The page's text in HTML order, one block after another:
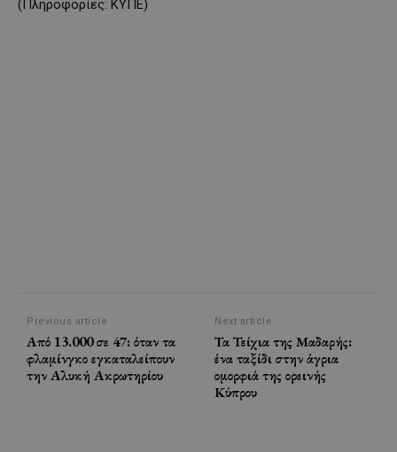
(Πληροφορίες: ΚΥΠΕ)
Previous article
Από 13.000 σε 47: όταν τα
φλαμίνγκο εγκαταλείπουν
την Αλυκή Ακρωτηρίου
Next article
Τα Τείχια της Μαδαρής:
ένα ταξίδι στην άγρια
ομορφιά της ορεινής
Κύπρου